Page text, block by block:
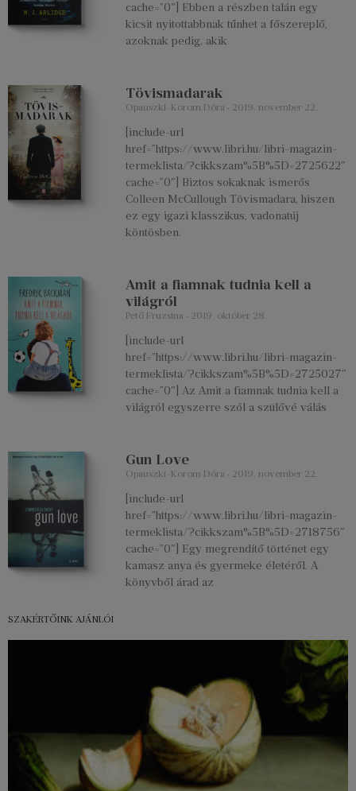
cache=”0″] Ebben a részben talán egy
kicsit nyitottabbnak tűnhet a főszereplő,
azoknak pedig, akik
Tövismadarak
Opauszki-Korom Dóra 2019. november 22.
[include-url
href=”https://www.libri.hu/libri-magazin-
termeklista/?cikkszam%5B%5D=2725622″
cache=”0″] Biztos sokaknak ismerős
Colleen McCullough Tövismadara, hiszen
ez egy igazi klasszikus, vadonatúj
köntösben.
Amit a fiamnak tudnia kell a
világról
Pető Fruzsina 2019. október 28.
[include-url
href=”https://www.libri.hu/libri-magazin-
termeklista/?cikkszam%5B%5D=2725027″
cache=”0″] Az Amit a fiamnak tudnia kell a
világról egyszerre szól a szülővé válás
Gun Love
Opauszki-Korom Dóra 2019. november 22.
[include-url
href=”https://www.libri.hu/libri-magazin-
termeklista/?cikkszam%5B%5D=2718756″
cache=”0″] Egy megrendítő történet egy
kamasz anya és gyermeke életéről. A
könyvből árad az
SZAKÉRTŐINK AJÁNLÓI